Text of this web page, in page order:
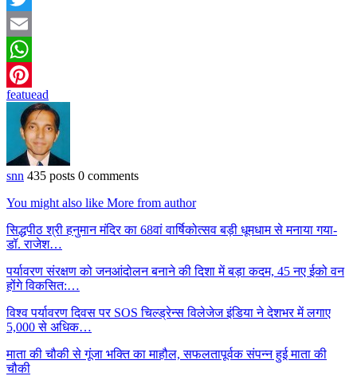
Twitter
Email
WhatsApp
Pinterest
featuead
snn 435 posts 0 comments
You might also like More from author
सिद्धपीठ श्री हनुमान मंदिर का 68वां वार्षिकोत्सव बड़ी धूमधाम से मनाया गया-
डॉ. राजेश…
पर्यावरण संरक्षण को जनआंदोलन बनाने की दिशा में बड़ा कदम, 45 नए ईको वन
होंगे विकसित:…
विश्व पर्यावरण दिवस पर SOS चिल्ड्रेन्स विलेजेज इंडिया ने देशभर में लगाए
5,000 से अधिक…
माता की चौकी से गूंजा भक्ति का माहौल, सफलतापूर्वक संपन्न हुई माता की
चौकी